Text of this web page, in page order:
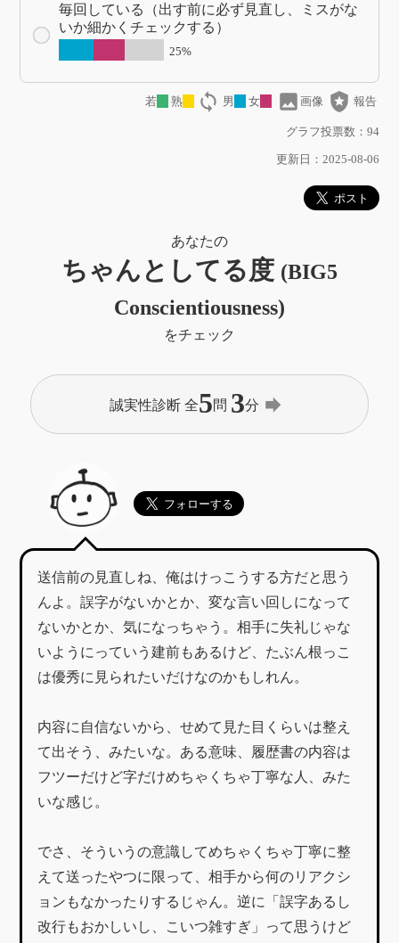
毎回している（出す前に必ず見直し、ミスがな
いか細かくチェックする）
25%
若 熟 loop 男 女 image 画像 local_police 報告
グラフ投票数：94
更新日：2025-08-06
あなたの
ちゃんとしてる度 (BIG5
Conscientiousness)
をチェック
誠実性診断 全5問 3分 forward
送信前の見直しね、俺はけっこうする方だと思う
んよ。誤字がないかとか、変な言い回しになって
ないかとか、気になっちゃう。相手に失礼じゃな
いようにっていう建前もあるけど、たぶん根っこ
は優秀に見られたいだけなのかもしれん。
内容に自信ないから、せめて見た目くらいは整え
て出そう、みたいな。ある意味、履歴書の内容は
フツーだけど字だけめちゃくちゃ丁寧な人、みた
いな感じ。
でさ、そういうの意識してめちゃくちゃ丁寧に整
えて送ったやつに限って、相手から何のリアクシ
ョンもなかったりするじゃん。逆に「誤字あるし
改行もおかしいし、こいつ雑すぎ」って思うけど